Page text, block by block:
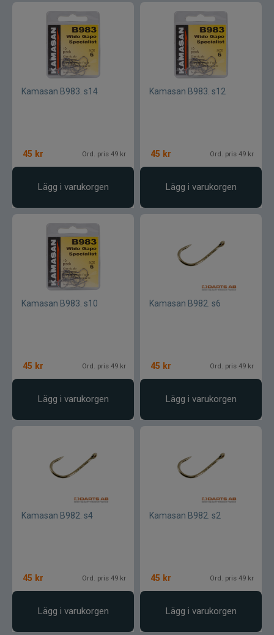
Gator
Gäddgapet
Gamakatsu
Gladsax
Daiwa
Guideline
Gunki
IFISH
Interfiske
Kamasan
Kamasan B983. s14
45 kr Ord. pris 49 kr
Lägg i varukorgen
Kamasan B983. s12
45 kr Ord. pris 49 kr
Lägg i varukorgen
Kamasan B983. s10
45 kr Ord. pris 49 kr
Lägg i varukorgen
Kamasan B982. s6
45 kr Ord. pris 49 kr
Lägg i varukorgen
Kamasan B982. s4
45 kr Ord. pris 49 kr
Lägg i varukorgen
Kamasan B982. s2
45 kr Ord. pris 49 kr
Lägg i varukorgen